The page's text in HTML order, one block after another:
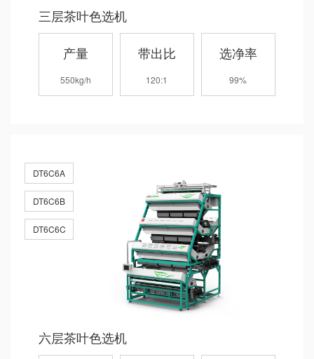
三层茶叶色选机
产量
550kg/h
带出比
120:1
选净率
99%
DT6C6A
DT6C6B
DT6C6C
六层茶叶色选机